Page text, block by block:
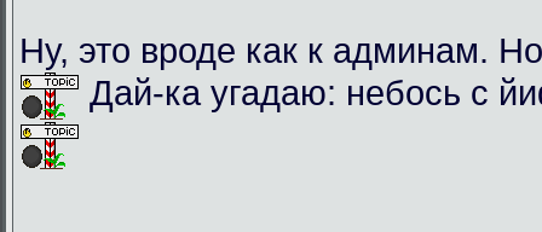
Ну, это вроде как к админам.
Дай-ка угадаю: небось с